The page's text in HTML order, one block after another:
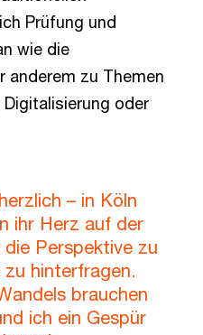
Prüfung und
wie die
anderem zu Themen
oder
– in Köln
ihr Herz auf der
Perspektive zu
hinterfragen.
brauchen
ich ein Gespür